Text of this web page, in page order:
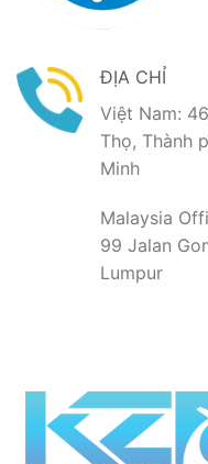
ĐỊA CHỈ
Việt Nam:
Thọ, Thành
Minh
Malaysia
99 Jalan
Lumpur